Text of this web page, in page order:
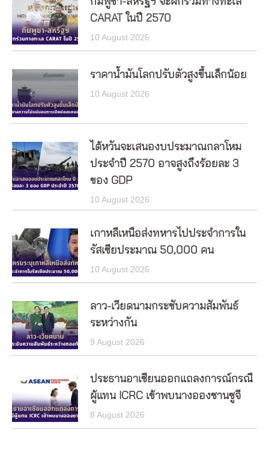
CARAT ในปี 2570
10 August 2026
ราคาน้ำมันโลกปรับตัวสูงขึ้นเล็กน้อย
10 August 2026
ไต้หวันจะเสนองบประมาณกลาโหม
ประจำปี 2570 อาจสูงถึงร้อยละ 3
ของ GDP
10 August 2026
เกาหลีเหนือส่งทหารไปประจำการใน
รัสเซียประมาณ 50,000 คน
10 August 2026
ลาว-เวียดนามกระชับความสัมพันธ์
ระหว่างกัน
9 August 2026
ประธานอาเซียนออกแถลงการณ์กรณี
ผู้แทน ICRC เข้าพบนางอองซานซูจี
8 August 2026